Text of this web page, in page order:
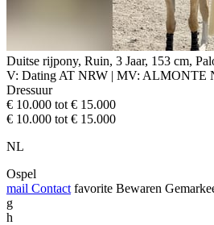
Duitse rijpony, Ruin, 3 Jaar, 153 cm,
V: Dating AT NRW | MV: ALMONTE
Dressuur
€ 10.000 tot € 15.000
€ 10.000 tot € 15.000
NL
Ospel
mail Contact favorite Bewaren
g
h